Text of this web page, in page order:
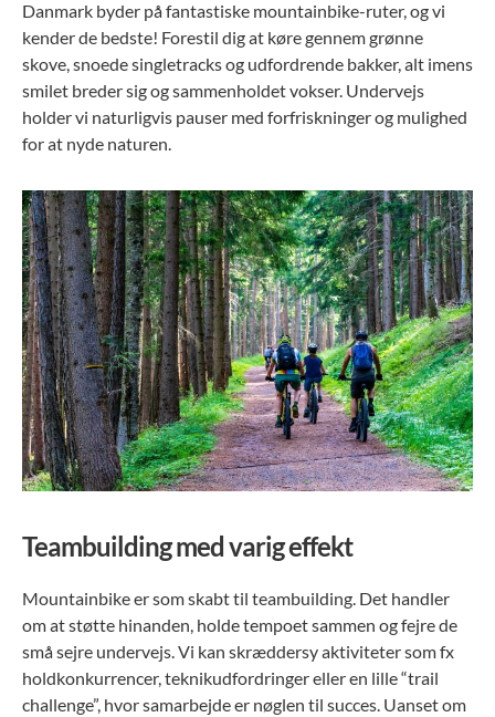
Danmark byder på fantastiske mountainbike-ruter, og vi
kender de bedste! Forestil dig at køre gennem grønne
skove, snoede singletracks og udfordrende bakker, alt imens
smilet breder sig og sammenholdet vokser. Undervejs
holder vi naturligvis pauser med forfriskninger og mulighed
for at nyde naturen.
Teambuilding med varig effekt
Mountainbike er som skabt til teambuilding. Det handler
om at støtte hinanden, holde tempoet sammen og fejre de
små sejre undervejs. Vi kan skræddersy aktiviteter som fx
holdkonkurrencer, teknikudfordringer eller en lille “trail
challenge”, hvor samarbejde er nøglen til succes. Uanset om